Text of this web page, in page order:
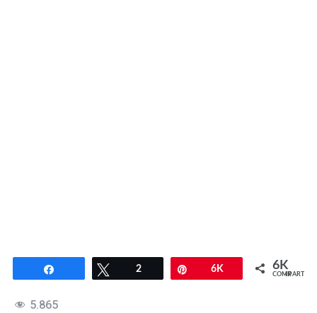
Compartir Twittear
2 6K 6K
COMPARTIR
5.865